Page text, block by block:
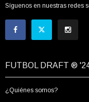
Síguenos en nuestras redes
FUTBOL DRAFT ®
¿Quiénes somos?